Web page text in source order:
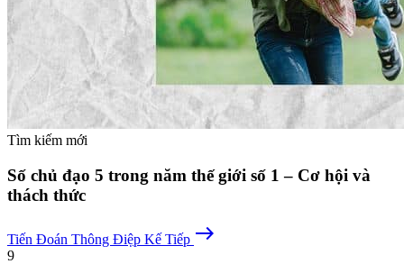
Tìm kiếm mới
Số chủ đạo 5 trong năm thế giới số 1 – Cơ hội và
thách thức
Tiến Đoán Thông Điệp Kế Tiếp east
9